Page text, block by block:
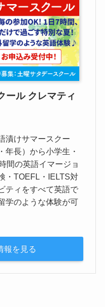
ール クレマティ
漬けサマースクー
年長）から小学生・
間の英語イマージョ
・TOEFL・IELTS対
ティをすべて英語で
学のような体験が可
報を見る